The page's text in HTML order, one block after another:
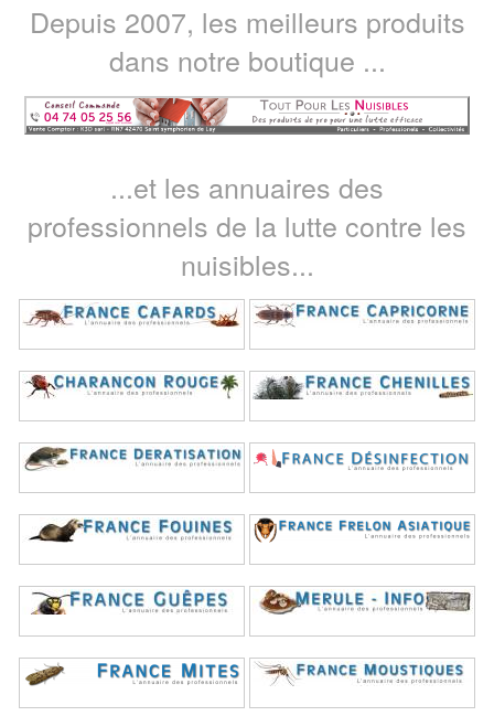
Depuis 2007, les meilleurs produits
dans notre boutique ...
...et les annuaires des
professionnels de la lutte contre les
nuisibles...